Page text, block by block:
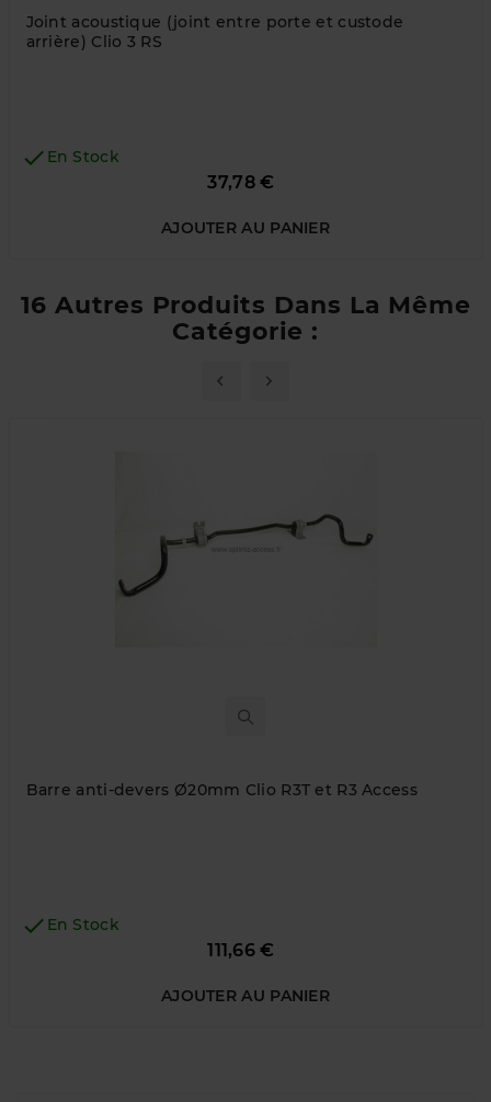
Joint acoustique (joint entre porte et custode
arrière) Clio 3 RS
 En Stock
37,78 €
AJOUTER AU PANIER
16 Autres Produits Dans La Même
Catégorie :
Barre anti-devers Ø20mm Clio R3T et R3 Access
 En Stock
111,66 €
AJOUTER AU PANIER